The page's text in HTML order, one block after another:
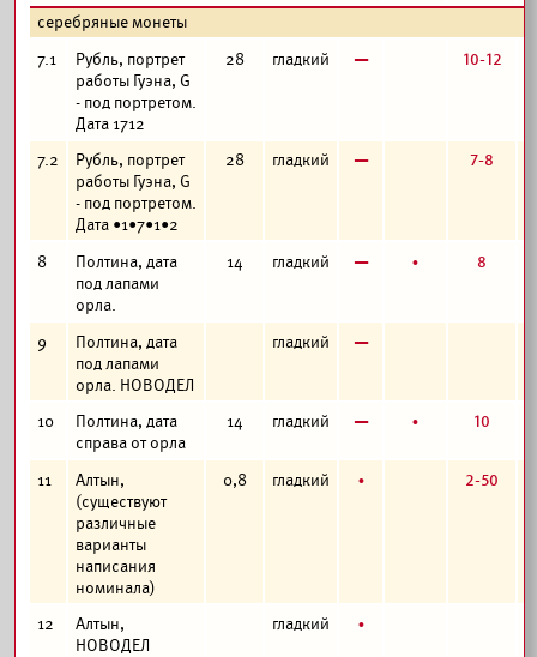
серебряные монеты
7.1
Рубль, портрет
работы Гуэна, G
- под портретом.
Дата 1712
28 гладкий в 10-12
7.2
Рубль, портрет
работы Гуэна, G
- под портретом.
Дата •1•7•1•2
28 гладкий в 7-8
8
Полтина, дата
под лапами
орла.
14 гладкий в б 8
9
Полтина, дата
под лапами
орла. НОВОДЕЛ
гладкий в
10
Полтина, дата
справа от орла
14 гладкий в б 10
11
Алтын,
(существуют
различные
варианты
написания
номинала)
0,8 гладкий б 2-50
12
Алтын,
НОВОДЕЛ
гладкий б